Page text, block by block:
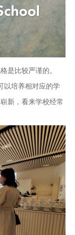
是比较严谨的。
以培养相对应的学
新，看来学校经常